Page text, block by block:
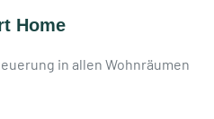
Home
in allen Wohnräumen